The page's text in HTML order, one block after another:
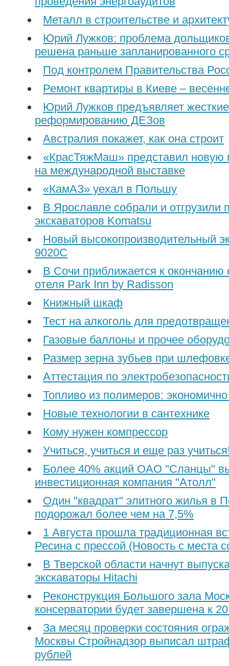
Металл в строительстве и
Юрий Лужков: проблема
решена раньше запланированного
Под контролем Правительства
Ремонт квартиры в Киеве –
Юрий Лужков предъявляет
реформированию ДЕЗов
Австралия покажет, как она строит
«КрасТяжМаш» представил новую
на международной выставке
«КамАЗ» уехал в Польшу
В Ярославле собрали и отгрузили
экскаваторов Komatsu
Новый высокопроизводительный
9020C
В Сочи приближается к окончанию
отеля Park Inn by Radisson
Книжный шкаф
Тест на алкоголь для
Газовые баллоны и прочее
Размер зерна зубьев при
Аттестация по
Топливо из полимеров:
Новые технологии в сантехнике
Кому нужен компрессор
Учиться, учиться и еще раз
Более 40% акций ОАО "Сланцы"
инвестиционная компания "Атолл"
Один "квадрат" элитного жилья в
подорожал более чем на 7,5%
1 Августа прошла традиционная
Ресина с прессой (Новость с места
В Тверской области начнут
экскаваторы Hitachi
Реконструкция Большого зала
консерватории будет завершена к
За месяц проверки состояния
Москвы Стройнадзор выписал
рублей